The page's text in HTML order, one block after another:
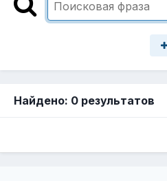
Найдено: 0 результатов